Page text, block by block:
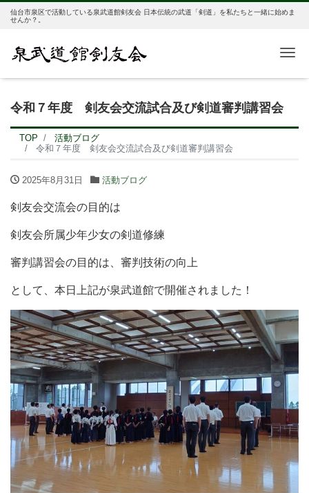
仙台市泉区で活動している泉武道館剣友会 日本伝統の武道「剣道」を私たちと一緒に始めま
せんか？。
令和７年度 剣友会交流試合及び剣道審判講習会
TOP
活動ブログ
令和７年度 剣友会交流試合及び剣道審判講習会
2025年8月31日 活動ブログ
剣友会交流会の目的は
剣友会所属少年少女の剣道修練
審判講習会の目的は、審判技術の向上
として、本日上記が泉武道館で開催されました！